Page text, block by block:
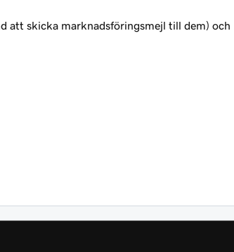
att skicka marknadsföringsmejl till dem) och